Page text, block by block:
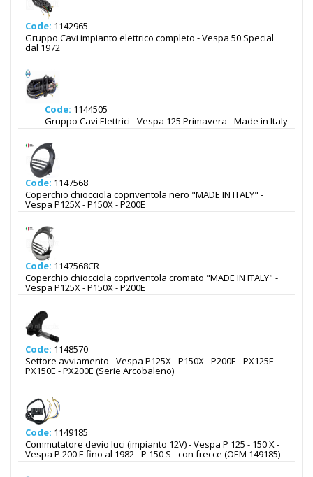
Code: 1142965
Gruppo Cavi impianto elettrico completo - Vespa 50 Special
dal 1972
Code: 1144505
Gruppo Cavi Elettrici - Vespa 125 Primavera - Made in Italy
Code: 1147568
Coperchio chiocciola copriventola nero "MADE IN ITALY" -
Vespa P125X - P150X - P200E
Code: 1147568CR
Coperchio chiocciola copriventola cromato "MADE IN ITALY" -
Vespa P125X - P150X - P200E
Code: 1148570
Settore avviamento - Vespa P125X - P150X - P200E - PX125E -
PX150E - PX200E (Serie Arcobaleno)
Code: 1149185
Commutatore devio luci (impianto 12V) - Vespa P 125 - 150 X -
Vespa P 200 E fino al 1982 - P 150 S - con frecce (OEM 149185)